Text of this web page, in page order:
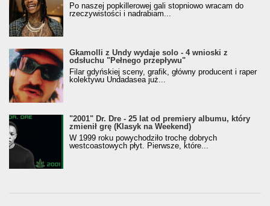
Po naszej popkillerowej gali stopniowo wracam do
rzeczywistości i nadrabiam...
Gkamolli z Undy wydaje solo - 4 wnioski z
odsłuchu "Pełnego przepływu"
Filar gdyńskiej sceny, grafik, główny producent i raper
kolektywu Undadasea już...
"2001" Dr. Dre - 25 lat od premiery albumu, który
zmienił grę (Klasyk na Weekend)
W 1999 roku powychodziło trochę dobrych
westcoastowych płyt. Pierwsze, które...